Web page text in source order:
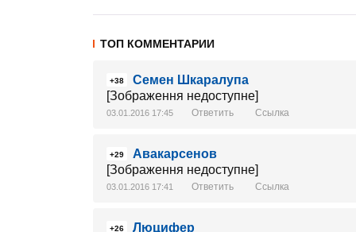
ТОП КОММЕНТАРИИ
+38
Семен Шкаралупа
[Зображення недоступне]
03.01.2016 17:45 Ответить Ссылка
+29
Авакарсенов
[Зображення недоступне]
03.01.2016 17:41 Ответить Ссылка
+26
Люцифер